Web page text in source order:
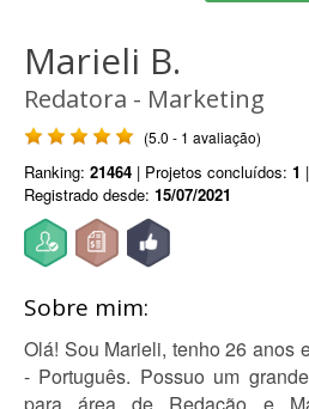
Marieli B.
Redatora - Marketing
(5.0 - 1 avaliação)
Ranking: 21464 | Projetos concluídos: 1
Registrado desde: 15/07/2021
Sobre mim:
Olá! Sou Marieli, tenho 26 anos
- Português. Possuo um